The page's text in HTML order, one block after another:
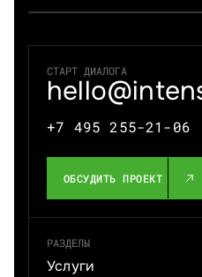
СТАРТ ДИАЛОГА
+7 495 255-21-06
ОБСУДИТЬ ПРОЕКТ
РАЗДЕЛЫ
Услуги